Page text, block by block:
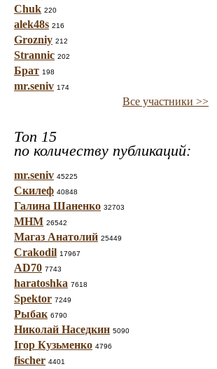
Chuk 220
alek48s 216
Grozniy 212
Strannic 202
Брат 198
mr.seniv 174
Все участники >>
Топ 15
по количеству публикаций:
mr.seniv 45225
Скилеф 40848
Галина Шаненко 32703
МНМ 26542
Магаз Анатолий 25449
Crakodil 17967
AD70 7743
haratoshka 7618
Spektor 7249
Рыбак 6790
Николай Наседкин 5090
Ігор Кузьменко 4796
fischer 4401